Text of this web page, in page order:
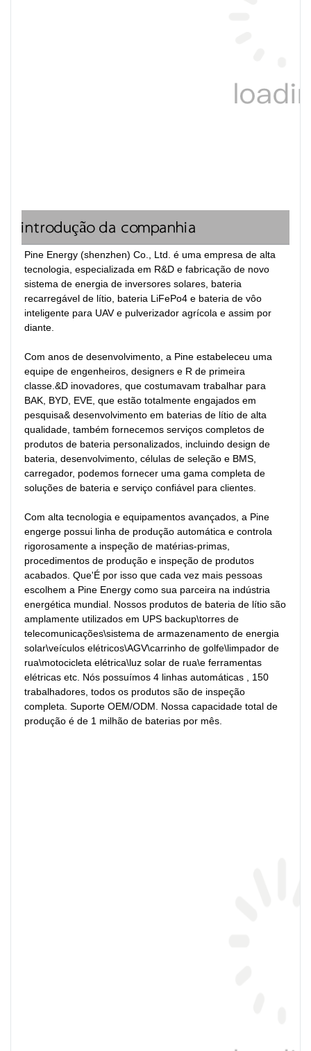
introdução da companhia
Pine Energy (shenzhen) Co., Ltd. é uma empresa de alta
tecnologia, especializada em R&D e fabricação de novo
sistema de energia de inversores solares, bateria
recarregável de lítio, bateria LiFePo4 e bateria de vôo
inteligente para UAV e pulverizador agrícola e assim por
diante.
Com anos de desenvolvimento, a Pine estabeleceu uma
equipe de engenheiros, designers e R de primeira
classe.&D inovadores, que costumavam trabalhar para
BAK, BYD, EVE, que estão totalmente engajados em
pesquisa& desenvolvimento em baterias de lítio de alta
qualidade, também fornecemos serviços completos de
produtos de bateria personalizados, incluindo design de
bateria, desenvolvimento, células de seleção e BMS,
carregador, podemos fornecer uma gama completa de
soluções de bateria e serviço confiável para clientes.
Com alta tecnologia e equipamentos avançados, a Pine
engerge possui linha de produção automática e controla
rigorosamente a inspeção de matérias-primas,
procedimentos de produção e inspeção de produtos
acabados. Que'É por isso que cada vez mais pessoas
escolhem a Pine Energy como sua parceira na indústria
energética mundial. Nossos produtos de bateria de lítio são
amplamente utilizados em UPS backup\torres de
telecomunicações\sistema de armazenamento de energia
solar\veículos elétricos\AGV\carrinho de golfe\limpador de
rua\motocicleta elétrica\luz solar de rua\e ferramentas
elétricas etc. Nós possuímos 4 linhas automáticas , 150
trabalhadores, todos os produtos são de inspeção
completa. Suporte OEM/ODM. Nossa capacidade total de
produção é de 1 milhão de baterias por mês.